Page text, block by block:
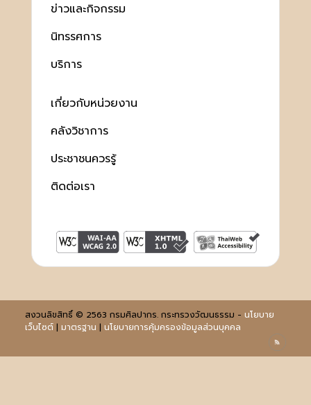
ข่าวและกิจกรรม
นิทรรศการ
บริการ
เกี่ยวกับหน่วยงาน
คลังวิชาการ
ประชาชนควรรู้
ติดต่อเรา
สงวนลิขสิทธิ์ © 2563 กรมศิลปากร. กระทรวงวัฒนธรรม - นโยบาย
เว็บไซต์| มาตรฐาน | นโยบายการคุ้มครองข้อมูลส่วนบุคคล